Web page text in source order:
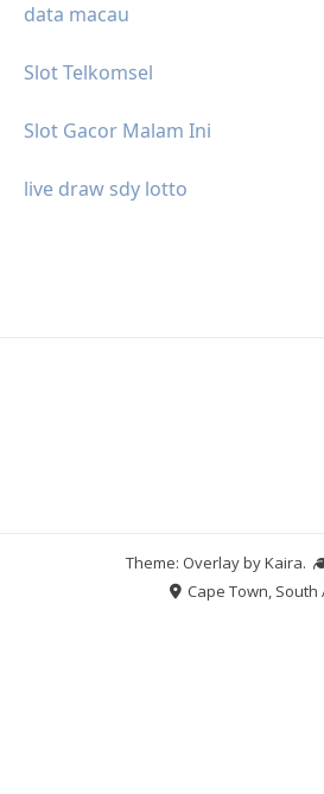
data macau
Slot Telkomsel
Slot Gacor Malam Ini
live draw sdy lotto
Theme: Overlay byKaira.
Cape Town, South